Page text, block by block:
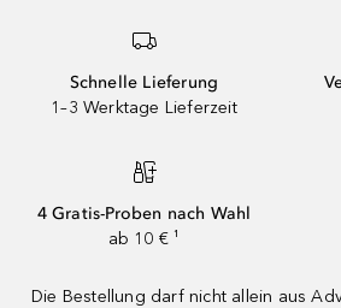
Schnelle Lieferung
1–3 Werktage Lieferzeit
4 Gratis-Proben nach Wahl
ab 10 € ¹
Die Bestellung darf nicht allein aus